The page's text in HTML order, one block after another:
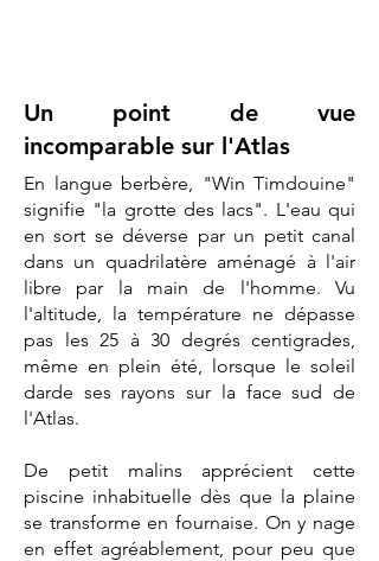
Un point de vue
incomparable sur l'Atlas
En langue berbère, "Win Timdouine"
signifie "la grotte des lacs". L'eau qui
en sort se déverse par un petit canal
dans un quadrilatère aménagé à l'air
libre par la main de l'homme. Vu
l'altitude, la température ne dépasse
pas les 25 à 30 degrés centigrades,
même en plein été, lorsque le soleil
darde ses rayons sur la face sud de
l'Atlas.
De petit malins apprécient cette
piscine inhabituelle dès que la plaine
se transforme en fournaise. On y nage
en effet agréablement, pour peu que